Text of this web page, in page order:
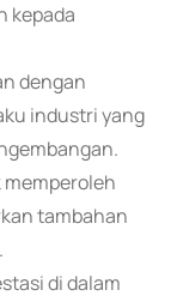
kepada
dengan
industri yang
tambahan
di dalam